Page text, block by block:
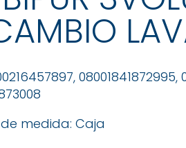
08001841872995,
medida: Caja